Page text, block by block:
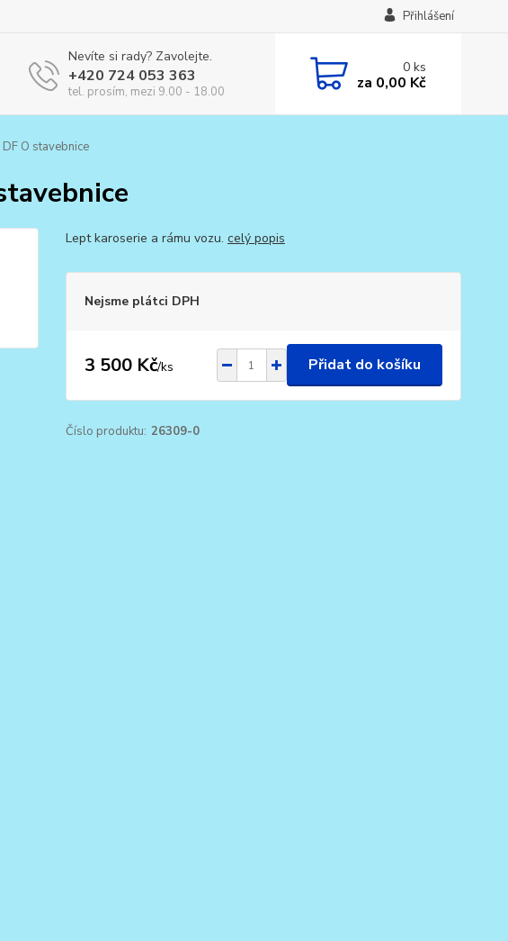
Přihlášení
Nevíte si rady? Zavolejte.
+420 724 053 363
tel. prosím, mezi 9.00 - 18.00
0ks
za 0,00 Kč
O stavebnice
Lept karoserie a rámu vozu. celý popis
Nejsme plátci DPH
3 500 Kč/ks Přidat do košíku
Číslo produktu: 26309-0